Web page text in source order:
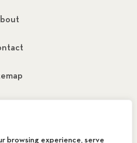
browsing experience, serve